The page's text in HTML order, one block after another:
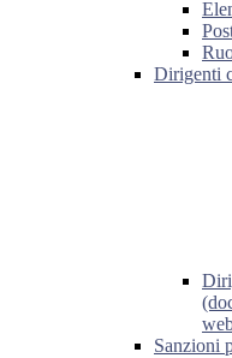
Dirigenti
Sanzioni